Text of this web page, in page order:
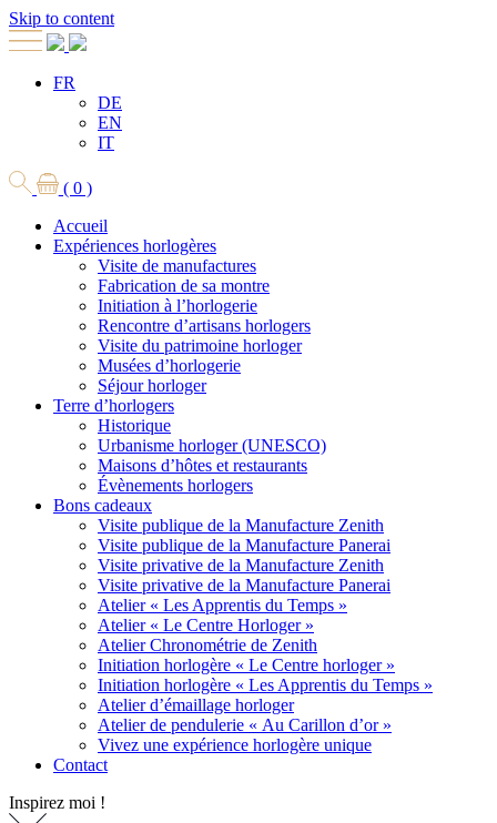
Skip to content
FR
DE
EN
IT
( 0 )
Accueil
Expériences horlogères
Visite de manufactures
Fabrication de sa montre
Initiation à l’horlogerie
Rencontre d’artisans horlogers
Visite du patrimoine horloger
Musées d’horlogerie
Séjour horloger
Terre d’horlogers
Historique
Urbanisme horloger (UNESCO)
Maisons d’hôtes et restaurants
Évènements horlogers
Bons cadeaux
Visite publique de la Manufacture Zenith
Visite publique de la Manufacture Panerai
Visite privative de la Manufacture Zenith
Visite privative de la Manufacture Panerai
Atelier « Les Apprentis du Temps »
Atelier « Le Centre Horloger »
Atelier Chronométrie de Zenith
Initiation horlogère « Le Centre horloger »
Initiation horlogère « Les Apprentis du Temps »
Atelier d’émaillage horloger
Atelier de pendulerie « Au Carillon d’or »
Vivez une expérience horlogère unique
Contact
Inspirez moi !